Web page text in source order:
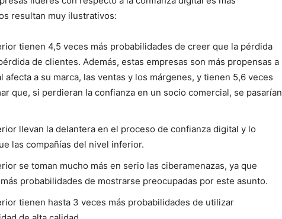
resultan muy ilustrativos:
tienen 4,5 veces más probabilidades de creer que la pérdida
de clientes. Además, estas empresas son más propensas a
a su marca, las ventas y los márgenes, y tienen 5,6 veces
que, si perdieran la confianza en un socio comercial, se pasarían
llevan la delantera en el proceso de confianza digital y lo
las compañías del nivel inferior.
se toman mucho más en serio las ciberamenazas, ya que
probabilidades de mostrarse preocupadas por este asunto.
tienen hasta 3 veces más probabilidades de utilizar